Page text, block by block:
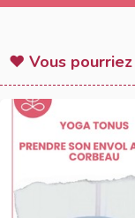
♥ Vous